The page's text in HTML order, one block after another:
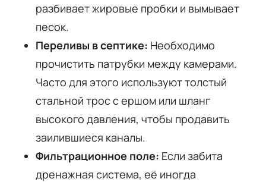
разбивает жировые пробки и вымывает
песок.
Переливы в септике: Необходимо
прочистить патрубки между камерами.
Часто для этого используют толстый
стальной трос с ершом или шланг
высокого давления, чтобы продавить
заилившиеся каналы.
Фильтрационное поле: Если забита
дренажная система, её иногда